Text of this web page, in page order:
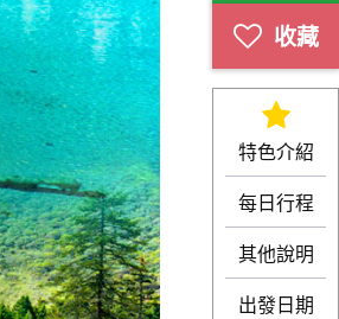
特色介紹
每日行程
其他說明
出發日期